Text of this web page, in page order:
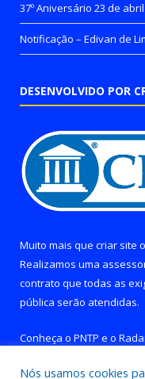
37º Aniversário 23 de
Notificação – Edivan de
DESENVOLVIDO POR
Muito mais que criar site
Realizamos uma
contrato que todas as
pública serão atendidas.
Conheça o PNTP e o
Nós usamos cookies